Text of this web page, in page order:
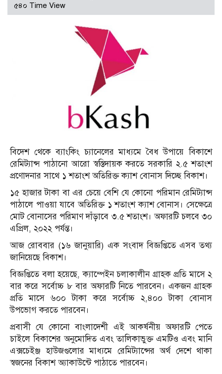
৫৪০ Time View
বিদেশ থেকে ব্যাংকিং চ্যানেলের মাধ্যমে বৈধ উপায়ে বিকাশে
রেমিট্যান্স পাঠানো আরো স্বস্তিদায়ক করতে সরকারি ২.৫ শতাংশ
প্রণোদনার সাথে ১ শতাংশ অতিরিক্ত ক্যাশ বোনাস দিচ্ছে বিকাশ।
১৫ হাজার টাকা বা এর চেয়ে বেশি যে কোনো পরিমান রেমিট্যান্স
পাঠালে পাওয়া যাবে অতিরিক্ত ১ শতাংশ ক্যাশ বোনাস। সেক্ষেত্রে
মোট বোনাসের পরিমাণ দাঁড়াবে ৩.৫ শতাংশ। অফারটি চলবে ৩০
এপ্রিল, ২০২২ পর্যন্ত।
আজ রোববার (১৬ জানুয়ারি) এক সংবাদ বিজ্ঞপ্তিতে এসব তথ্য
জানিয়েছে বিকাশ।
বিজ্ঞপ্তিতে বলা হয়েছে, ক্যাম্পেইন চলাকালীন গ্রাহক প্রতি মাসে ২
বার করে সর্বোচ্চ ৮ বার অফারটি নিতে পারবেন। একজন গ্রাহক
প্রতি মাসে ৬০০ টাকা করে সর্বোচ্চ ২,৪০০ টাকা বোনাস
উপভোগ করতে পারবেন।
প্রবাসী যে কোনো বাংলাদেশী এই আকর্ষনীয় অফারটি পেতে
চাইলে বিকাশের অনুমোদিত এবং তালিকাভুক্ত এমটিও এবং মানি
এক্সচেইঞ্জ হাউজগুলোর মাধ্যমে রেমিট্যান্সের অর্থ দেশে থাকা
স্বজনের বিকাশ অ্যাকাউন্টে পাঠাতে পারবেন।